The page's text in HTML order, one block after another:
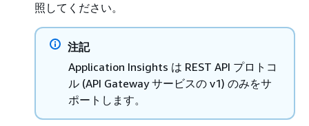
照してください。
注記
Application Insights は REST API プロトコ
ル (API Gateway サービスの v1) のみをサ
ポートします。